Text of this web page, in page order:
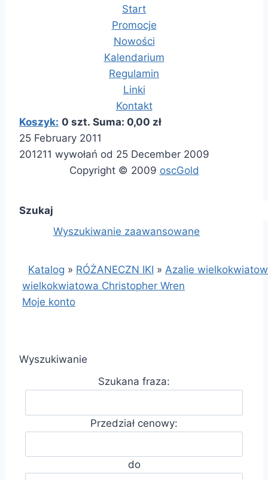
Start
Promocje
Nowości
Kalendarium
Regulamin
Linki
Kontakt
Koszyk: 0 szt. Suma: 0,00 zł
25 February 2011
201211 wywołań od 25 December 2009
Copyright © 2009 oscGold
Szukaj
Wyszukiwanie zaawansowane
Katalog » RÓŻANECZN IKI » Azalie
wielkokwiatowa Christopher Wren
Moje konto
Wyszukiwanie
Szukana fraza:
Przedział cenowy:
do